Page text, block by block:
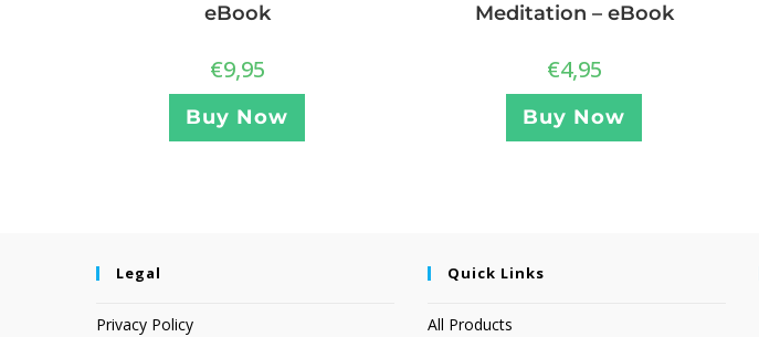
eBook
€9,95
Buy Now
Meditation – eBook
€4,95
Buy Now
Legal
Privacy Policy
Quick Links
All Products